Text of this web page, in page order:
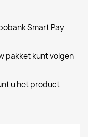
Smart Pay
pakket kunt volgen
u het product